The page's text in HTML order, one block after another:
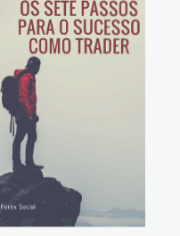
hoje: a
do FXStreet
a prata recuou conforme
apontam pressão de
o dólar em alta e menor
Traders observam